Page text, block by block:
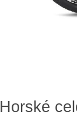
Horské